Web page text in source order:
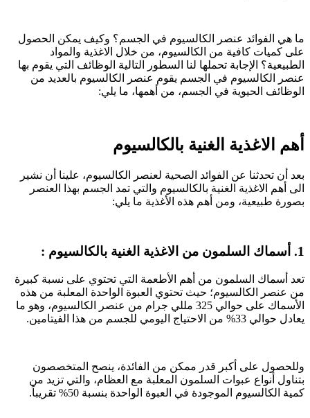
ما هي الفوائد عنصر الكالسيوم في الجسم؟ وكيف يمكن الحصول
على كميات كافية من الكالسيوم، من خلال الاغذية والمواد
الطبيعية؟ الإجابة تحملها لنا السطور التالية الوظائف التي يقوم بها
عنصر الكالسيوم في الجسم يقوم عنصر الكالسيوم بالعديد من
الوظائف الحيوية في الجسم، من أهمها، ما يلي:
أهم الاغذية الغنية بالكالسيوم
بعد أن تحدثنا عن الفوائد الصحية لعنصر الكالسيوم، علينا أن نشير
الى أهم الاغذية الغنية بالكالسيوم والتي تمد الجسم بهذا العنصر
بصورة طبيعية، ومن أهم هذه الأغذية ما يلي:
1. أسماك السلمون من الاغذية الغنية بالكالسيوم :
تعد أسماك السلمون من أهم الأطعمة التي تحتوي على نسبة كبيرة
من عنصر الكالسيوم؛ حيث تحتوي العبوة الواحدة المعلبة من هذه
الأسماك على حوالي 325 مللي جرام من عنصر الكالسيوم، وهو ما
يعادل حوالي 33% من الاحتياج اليومي للجسم من هذا الفيتامين.
وللحصول على أكبر قدر ممكن من الفائدة، ينصح المتخصصون
بتناول أنواع عبوات السلمون المعلبة مع العظام، والتي تزيد من
كمية الكالسيوم الموجودة في العبوة الواحدة بنسبة 50% تقريباً.